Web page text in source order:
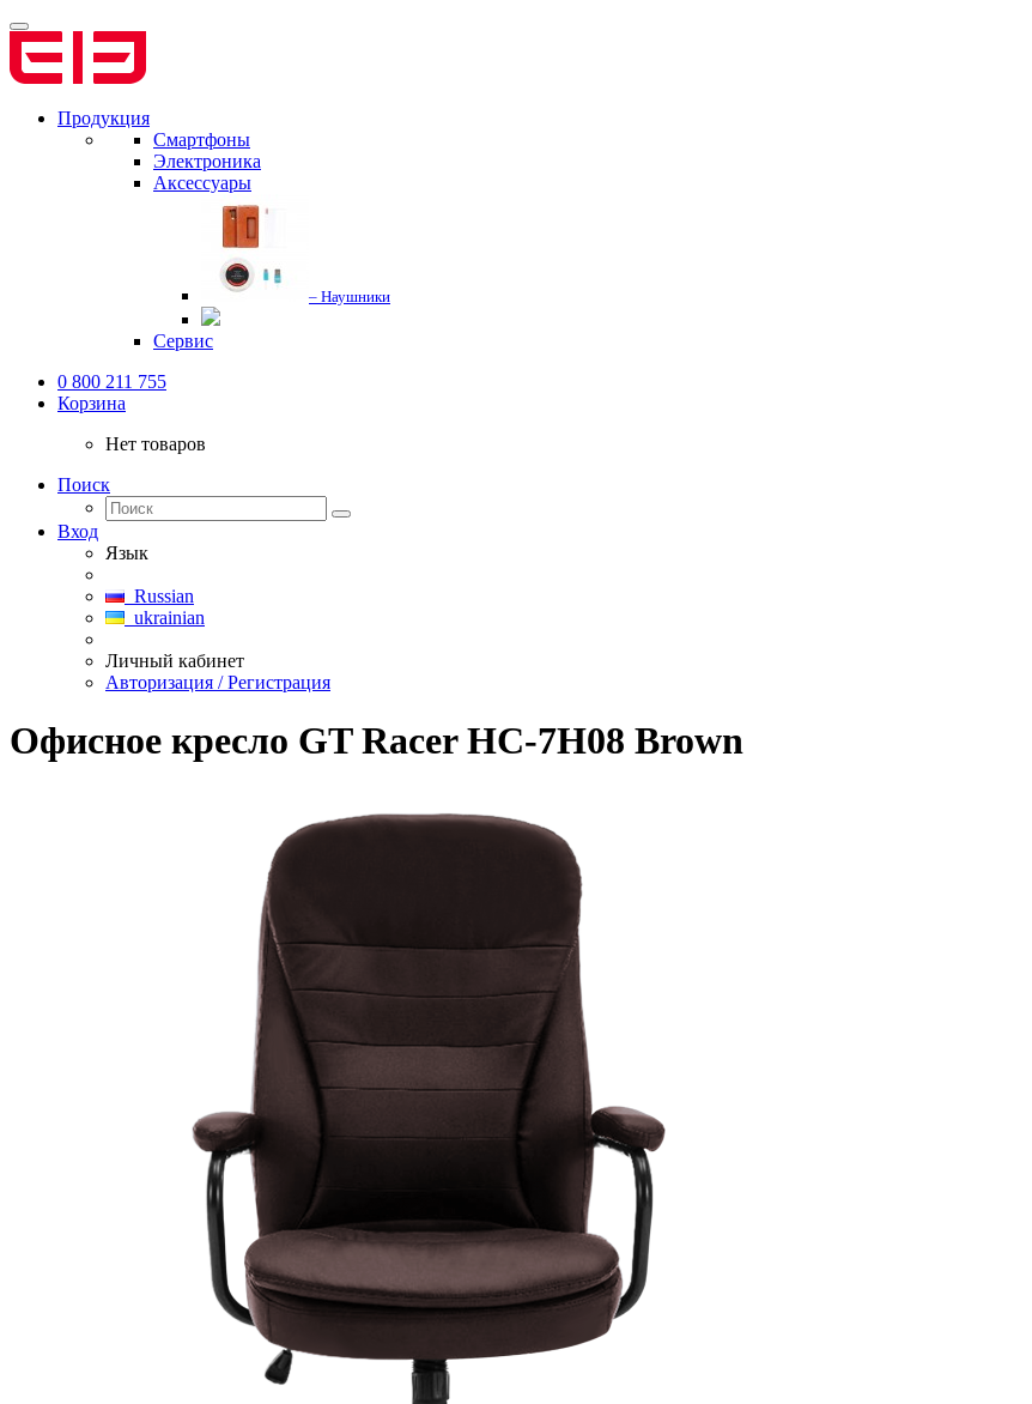
Продукция
Смартфоны
Электроника
Аксессуары
– Наушники
Сервис
0 800 211 755
Корзина
Нет товаров
Поиск
Вход
Язык
Russian
ukrainian
Личный кабинет
Авторизация / Регистрация
Офисное кресло GT Racer HC-7H08 Brown